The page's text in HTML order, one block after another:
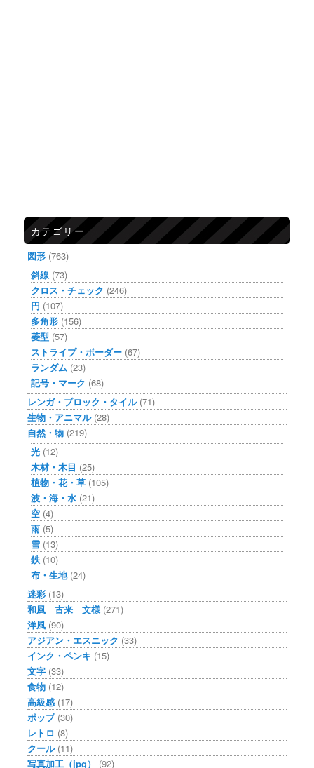
カテゴリー
図形 (763)
斜線 (73)
クロス・チェック (246)
円 (107)
多角形 (156)
菱型 (57)
ストライプ・ボーダー (67)
ランダム (23)
記号・マーク (68)
レンガ・ブロック・タイル(71)
生物・アニマル(28)
自然・物 (219)
光 (12)
木材・木目 (25)
植物・花・草 (105)
波・海・水 (21)
空 (4)
雨 (5)
雪 (13)
鉄 (10)
布・生地(24)
迷彩 (13)
和風 古来 文様 (271)
洋風 (90)
アジアン・エスニック (33)
インク・ペンキ (15)
文字 (33)
食物 (12)
高級感 (17)
ポップ(30)
レトロ (8)
クール(11)
写真加工（jpg）
(92)